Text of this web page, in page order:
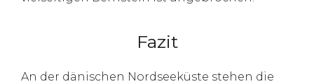
Fazit
An der dänischen Nordseeküste stehen die